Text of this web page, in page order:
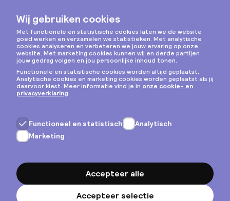
Instagram
Privacy & cookies
Algemene voorwaarden